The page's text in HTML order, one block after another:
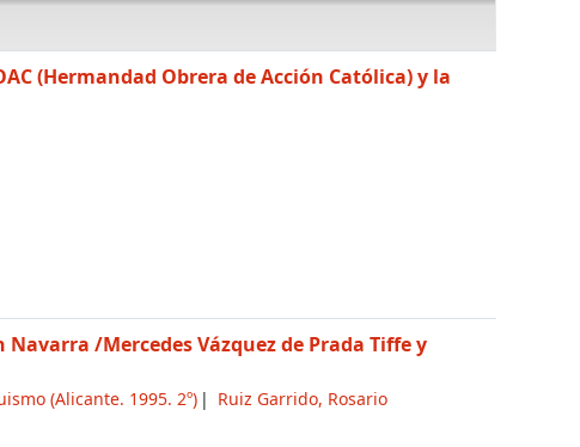
(Hermandad Obrera de Acción Católica) y la
Navarra /Mercedes Vázquez de Prada Tiffe y
(Alicante. 1995. 2º) Ruiz Garrido, Rosario